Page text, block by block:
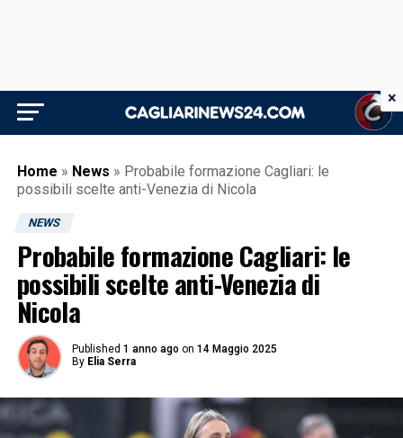
Home » News » Probabile formazione Cagliari: le
possibili scelte anti-Venezia di Nicola
NEWS
Probabile formazione Cagliari: le
possibili scelte anti-Venezia di
Nicola
Published 1 anno ago on 14 Maggio 2025
By Elia Serra
×